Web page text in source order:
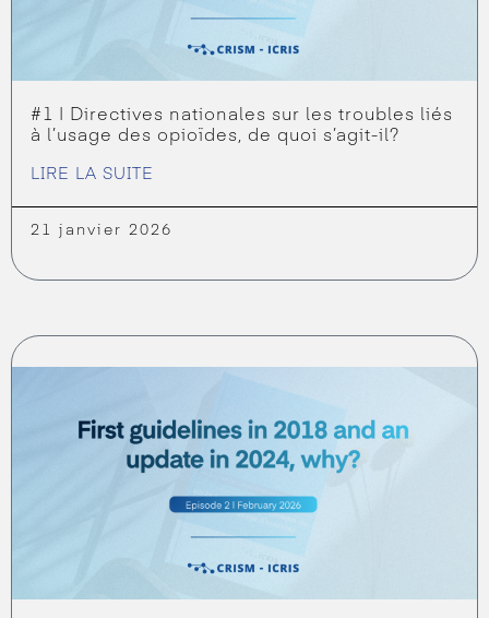
#1 | Directives nationales sur les troubles liés
à l’usage des opioïdes, de quoi s’agit-il?
LIRE LA SUITE
21 janvier 2026